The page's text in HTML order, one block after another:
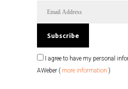
I agree to have my personal
AWeber ( more information )